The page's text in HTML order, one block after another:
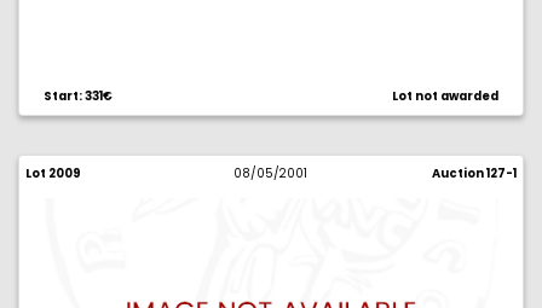
Start: 331€ Lot not awarded
Lot 2009 08/05/2001 Auction 127-1